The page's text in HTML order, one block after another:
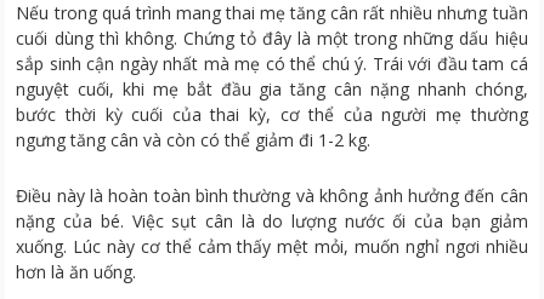
Nếu trong quá trình mang thai mẹ tăng cân rất nhiều nhưng tuần
cuối dùng thì không. Chứng tỏ đây là một trong những dấu hiệu
sắp sinh cận ngày nhất mà mẹ có thể chú ý. Trái với đầu tam cá
nguyệt cuối, khi mẹ bắt đầu gia tăng cân nặng nhanh chóng,
bước thời kỳ cuối của thai kỳ, cơ thể của người mẹ thường
ngưng tăng cân và còn có thể giảm đi 1-2 kg.
Điều này là hoàn toàn bình thường và không ảnh hưởng đến cân
nặng của bé. Việc sụt cân là do lượng nước ối của bạn giảm
xuống. Lúc này cơ thể cảm thấy mệt mỏi, muốn nghỉ ngơi nhiều
hơn là ăn uống.